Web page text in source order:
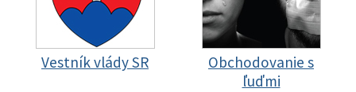
Vestník vlády SR
Obchodovanie s
ľuďmi